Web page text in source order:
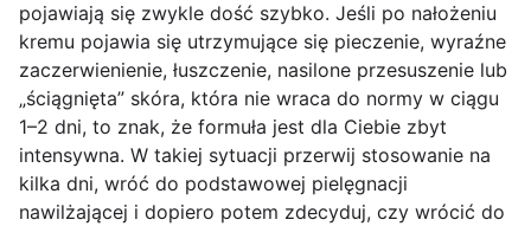
pojawiają się zwykle dość szybko. Jeśli po nałożeniu
kremu pojawia się utrzymujące się pieczenie, wyraźne
zaczerwienienie, łuszczenie, nasilone przesuszenie lub
„ściągnięta” skóra, która nie wraca do normy w ciągu
1–2 dni, to znak, że formuła jest dla Ciebie zbyt
intensywna. W takiej sytuacji przerwij stosowanie na
kilka dni, wróć do podstawowej pielęgnacji
nawilżającej i dopiero potem zdecyduj, czy wrócić do